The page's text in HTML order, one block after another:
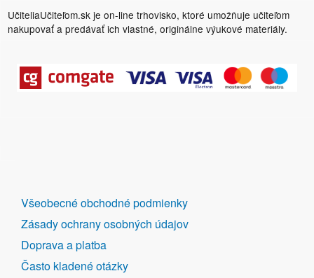
UčiteliaUčiteľom.sk je on-line trhovisko, ktoré umožňuje učiteľom
nakupovať a predávať ich vlastné, originálne výukové materiály.
DALŠÍ
ODKAZY
Všeobecné obchodné podmienky
Zásady ochrany osobných údajov
Doprava a platba
Často kladené otázky